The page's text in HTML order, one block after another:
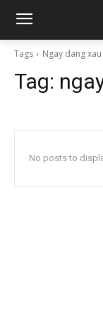
Tags Ngay dang
Tag:
No posts to